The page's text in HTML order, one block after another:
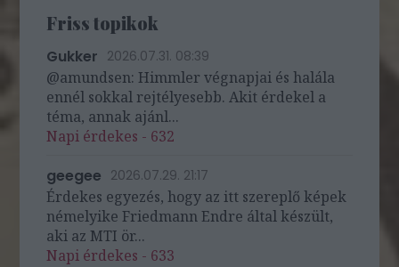
Friss topikok
Gukker 2026.07.31. 08:39
@amundsen: Himmler végnapjai és halála
ennél sokkal rejtélyesebb. Akit érdekel a
téma, annak ajánl...
Napi érdekes - 632
geegee 2026.07.29. 21:17
Érdekes egyezés, hogy az itt szereplő képek
némelyike Friedmann Endre által készült,
aki az MTI ör...
Napi érdekes - 633